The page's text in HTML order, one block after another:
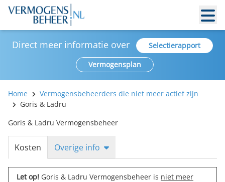
Direct meer informatie over
Selectierapport
Vermogensplan
Home
Vermogensbeheerders die niet meer actief zijn
Goris & Ladru
Goris & Ladru Vermogensbeheer
Kosten Overige info
Let op! Goris & Ladru Vermogensbeheer is niet meer